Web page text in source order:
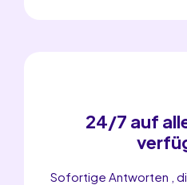
24/7 auf
Sofortige Antworten ,